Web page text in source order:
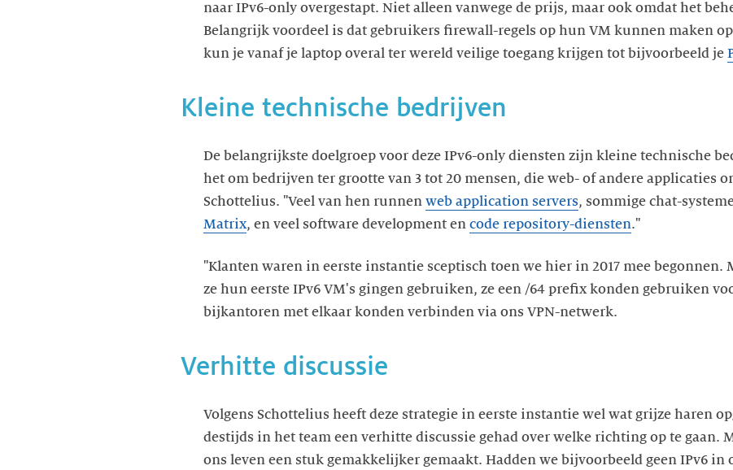
naar IPv6-only overgestapt. Niet alleen vanwege de prijs, maar ook omdat het
Belangrijk voordeel is dat gebruikers firewall-regels op hun VM kunnen maken
kun je vanaf je laptop overal ter wereld veilige toegang krijgen tot bijvoorbeeld je
Kleine technische bedrijven
De belangrijkste doelgroep voor deze IPv6-only diensten zijn kleine technische
het om bedrijven ter grootte van 3 tot 20 mensen, die web- of andere applicaties
Schottelius. "Veel van hen runnen web application servers, sommige chat-
Matrix, en veel software development en code repository-diensten."
"Klanten waren in eerste instantie sceptisch toen we hier in 2017 mee begonnen.
ze hun eerste IPv6 VM's gingen gebruiken, ze een /64 prefix konden gebruiken
bijkantoren met elkaar konden verbinden via ons VPN-netwerk.
Verhitte discussie
Volgens Schottelius heeft deze strategie in eerste instantie wel wat grijze haren
destijds in het team een verhitte discussie gehad over welke richting op te gaan.
ons leven een stuk gemakkelijker gemaakt. Hadden we bijvoorbeeld geen IPv6 in